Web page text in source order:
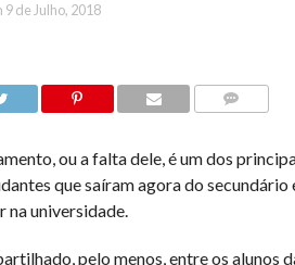
9 de Julho, 2018
ou a falta dele, é um dos
que saíram agora do secundário
na universidade.
pelo menos, entre os alunos